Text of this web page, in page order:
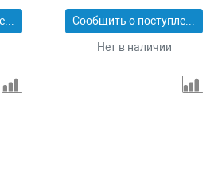
Сообщить о поступлении Сообщить о поступлении
Нет в наличии